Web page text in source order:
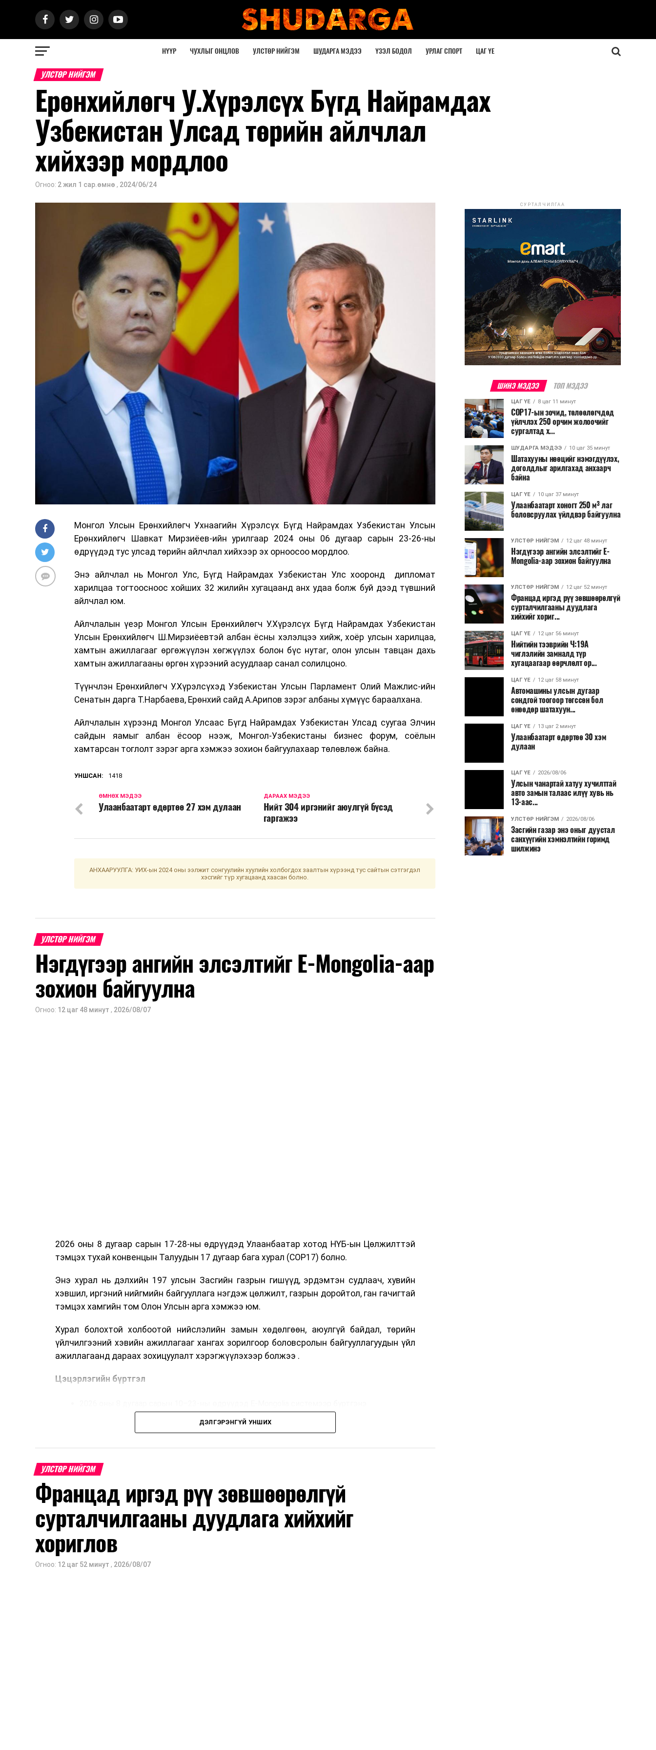
НҮҮР ЧУХЛЫГ ОНЦЛОВ УЛСТӨР НИЙГЭМ ШУДАРГА МЭДЭЭ ҮЗЭЛ БОДОЛ УРЛАГ СПОРТ ЦАГ ҮЕ
УЛСТӨР НИЙГЭМ
Ерөнхийлөгч У.Хүрэлсүх Бүгд Найрамдах
Узбекистан Улсад төрийн айлчлал
хийхээр мордлоо
Огноо: 2 жил 1 сар.өмнө , 2024/06/24
Монгол Улсын Ерөнхийлөгч Ухнаагийн Хүрэлсүх Бүгд Найрамдах Узбекистан Улсын
Ерөнхийлөгч Шавкат Мирзиёев-ийн урилгаар 2024 оны 06 дугаар сарын 23-26-ны
өдрүүдэд тус улсад төрийн айлчлал хийхээр эх орноосоо мордлоо.
Энэ айлчлал нь Монгол Улс, Бүгд Найрамдах Узбекистан Улс хооронд дипломат
харилцаа тогтоосноос хойших 32 жилийн хугацаанд анх удаа болж буй дээд түвшний
айлчлал юм.
Айлчлалын үеэр Монгол Улсын Ерөнхийлөгч У.Хүрэлсүх Бүгд Найрамдах Узбекистан
Улсын Ерөнхийлөгч Ш.Мирзиёевтэй албан ёсны хэлэлцээ хийж, хоёр улсын харилцаа,
хамтын ажиллагааг өргөжүүлэн хөгжүүлэх болон бүс нутаг, олон улсын тавцан дахь
хамтын ажиллагааны өргөн хүрээний асуудлаар санал солилцоно.
Түүнчлэн Ерөнхийлөгч У.Хүрэлсүхэд Узбекистан Улсын Парламент Олий Мажлис-ийн
Сенатын дарга Т.Нарбаева, Ерөнхий сайд А.Арипов зэрэг албаны хүмүүс бараалхана.
Айлчлалын хүрээнд Монгол Улсаас Бүгд Найрамдах Узбекистан Улсад суугаа Элчин
сайдын яамыг албан ёсоор нээж, Монгол-Узбекистаны бизнес форум, соёлын
хамтарсан тоглолт зэрэг арга хэмжээ зохион байгуулахаар төлөвлөж байна.
УНШСАН: 1418
ДАРААХ МЭДЭЭ
Нийт 304 иргэнийг аюулгүй бүсэд
гаргажээ
ӨМНӨХ МЭДЭЭ
Улаанбаатарт өдөртөө 27 хэм дулаан
АНХААРУУЛГА: УИХ-ын 2024 оны ээлжит сонгуулийн хуулийн холбогдох заалтын хүрээнд тус сайтын сэтгэгдэл
хэсгийг түр хугацаанд хаасан болно.
УЛСТӨР НИЙГЭМ
Нэгдүгээр ангийн элсэлтийг E-Mongolia-аар
зохион байгуулна
Огноо: 12 цаг 48 минут , 2026/08/07
2026 оны 8 дугаар сарын 17-28-ны өдрүүдэд Улаанбаатар хотод НҮБ-ын Цөлжилттэй
тэмцэх тухай конвенцын Талуудын 17 дугаар бага хурал (COP17) болно.
Энэ хурал нь дэлхийн 197 улсын Засгийн газрын гишүүд, эрдэмтэн судлаач, хувийн
хэвшил, иргэний нийгмийн байгууллага нэгдэж цөлжилт, газрын доройтол, ган гачигтай
тэмцэх хамгийн том Олон Улсын арга хэмжээ юм.
Хурал болохтой холбоотой нийслэлийн замын хөдөлгөөн, аюулгүй байдал, төрийн
үйлчилгээний хэвийн ажиллагааг хангах зорилгоор боловсролын байгууллагуудын үйл
ажиллагаанд дараах зохицуулалт хэрэгжүүлэхээр болжээ .
Цэцэрлэгийн бүртгэл
2026 оны 8 дугаар сарын 17–28-ны өдрүүдэд E-Mongolia системээр бүртгэнэ.
Энэ хугацаанд хүүхэд бүртгэх дэмжлэгийн баг сургуулиуд дээр ажиллахгүй.
2026 оны 9 дүгээр сарын 1-нээс цахимаар эхэлнэ.
2026 оны 9 дүгээр сарын 14-нөөс танхимаар үргэлжилнэ.
Оюутны дотуур байр
2026 оны 9 дүгээр сарын 13-наас оюутнуудыг дотуур байранд оруулж эхэлнэ.
ДЭЛГЭРЭНГҮЙ УНШИХ
УЛСТӨР НИЙГЭМ
Францад иргэд рүү зөвшөөрөлгүй
сурталчилгааны дуудлага хийхийг
хориглов
Огноо: 12 цаг 52 минут , 2026/08/07
СУРТАЛЧИЛГАА
ШИНЭ МЭДЭЭ ТОП МЭДЭЭ
ЦАГ ҮЕ 8 цаг 11 минут
COP17-ын зочид, төлөөлөгчдөд
үйлчлэх 250 орчим жолоочийг
сургалтад х...
ШУДАРГА МЭДЭЭ 10 цаг 35 минут
Шатахууны нөөцийг нэмэгдүүлэх,
доголдлыг арилгахад анхаарч
байна
ЦАГ ҮЕ 10 цаг 37 минут
Улаанбаатарт хоногт 250 м³ лаг
боловсруулах үйлдвэр байгуулна
УЛСТӨР НИЙГЭМ 12 цаг 48 минут
Нэгдүгээр ангийн элсэлтийг E-
Mongolia-аар зохион байгуулна
УЛСТӨР НИЙГЭМ 12 цаг 52 минут
Францад иргэд рүү зөвшөөрөлгүй
сурталчилгааны дуудлага
хийхийг хориг...
ЦАГ ҮЕ 12 цаг 56 минут
Нийтийн тээврийн Ч:19А
чиглэлийн замналд түр
хугацаагаар өөрчлөлт ор...
ЦАГ ҮЕ 12 цаг 58 минут
Автомашины улсын дугаар
сондгой тоогоор төгссөн бол
өнөөдөр шатахуун...
ЦАГ ҮЕ 13 цаг 2 минут
Улаанбаатарт өдөртөө 30 хэм
дулаан
ЦАГ ҮЕ 2026/08/06
Улсын чанартай хатуу хучилттай
авто замын талаас илүү хувь нь
13-аас...
УЛСТӨР НИЙГЭМ 2026/08/06
Засгийн газар энэ оныг дуустал
санхүүгийн хэмнэлтийн горимд
шилжинэ